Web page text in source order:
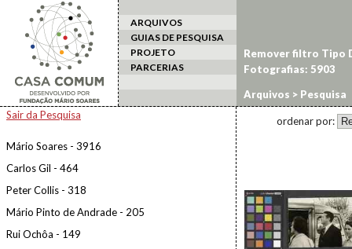
ARQUIVOS
GUIAS DE PESQUISA
PROJETO
PARCERIAS
Arquivos > Pesquisa
Sair da Pesquisa
Mário Soares - 3916
Carlos Gil - 464
Peter Collis - 318
Mário Pinto de Andrade - 205
Rui Ochôa - 149
Remover filtro Tipo
Fotografias: 5903
ordenar por: